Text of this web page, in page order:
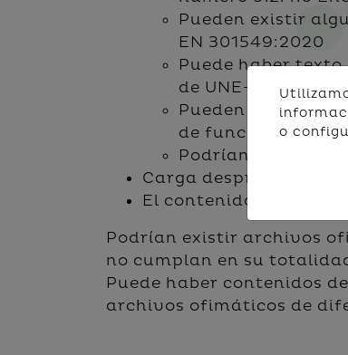
Pueden existir
EN 301549:2020
Puede haber
de UNE-EN
Pueden existir
de función
Podrían existir
Carga
El contenido no entra
Podrían existir archivos
no cumplan en su
Puede haber contenidos
archivos ofimáticos de
o